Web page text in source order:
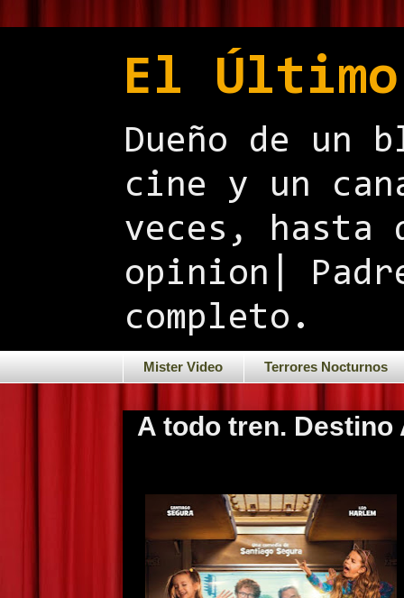
El
Dueño de un
cine y un
veces, hasta
opinion|
completo.
Mister Video Terrores Nocturnos
A todo tren. Destino